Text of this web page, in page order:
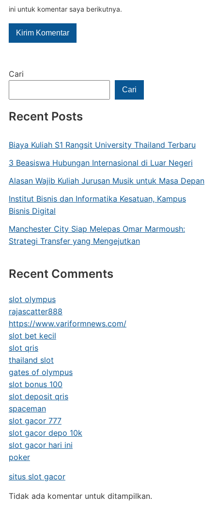
Cari
Cari
Recent Posts
Biaya Kuliah S1 Rangsit University Thailand Terbaru
3 Beasiswa Hubungan Internasional di Luar Negeri
Alasan Wajib Kuliah Jurusan Musik untuk Masa Depan
Institut Bisnis dan Informatika Kesatuan, Kampus
Bisnis Digital
Manchester City Siap Melepas Omar Marmoush:
Strategi Transfer yang Mengejutkan
Recent Comments
slot olympus
rajascatter888
https://www.variformnews.com/
slot bet kecil
slot qris
thailand slot
gates of olympus
slot bonus 100
slot deposit qris
spaceman
slot gacor 777
slot gacor depo 10k
slot gacor hari ini
poker
situs slot gacor
Tidak ada komentar untuk ditampilkan.
ini untuk komentar saya berikutnya.